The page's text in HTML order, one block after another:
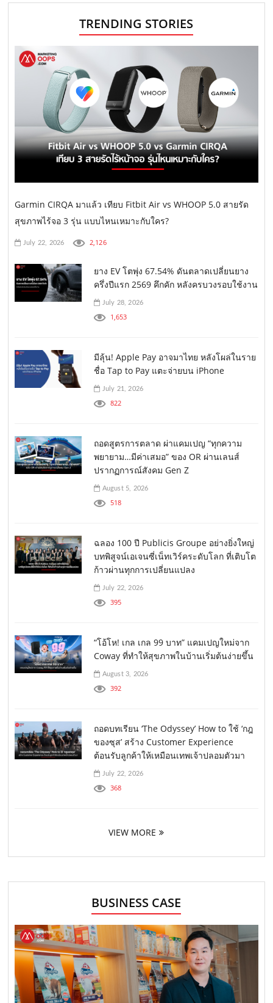
TRENDING STORIES
Garmin CIRQA มาแล้ว เทียบ Fitbit Air vs WHOOP 5.0 สายรัด
สุขภาพไร้จอ 3 รุ่น แบบไหนเหมาะกับใคร?
July 22, 2026 2,126
ยาง EV โตพุ่ง 67.54% ดันตลาดเปลี่ยนยาง
ครึ่งปีแรก 2569 คึกคัก หลังครบวงรอบใช้งาน
July 28, 2026
1,653
มีลุ้น! Apple Pay อาจมาไทย หลังโผล่ในราย
ชื่อ Tap to Pay แตะจ่ายบน iPhone
July 21, 2026
822
ถอดสูตรการตลาด ผ่าแคมเปญ “ทุกความ
พยายาม…มีค่าเสมอ” ของ OR ผ่านเลนส์
ปรากฏการณ์สังคม Gen Z
August 5, 2026
518
ฉลอง 100 ปี Publicis Groupe อย่างยิ่งใหญ่
บทพิสูจน์เอเจนซี่เน็ทเวิร์คระดับโลก ที่เติบโต
ก้าวผ่านทุกการเปลี่ยนแปลง
July 22, 2026
395
“โอ้โห! เกล เกล 99 บาท” แคมเปญใหม่จาก
Coway ที่ทำให้สุขภาพในบ้านเริ่มต้นง่ายขึ้น
August 3, 2026
392
ถอดบทเรียน ‘The Odyssey’ How to ใช้ ‘กฎ
ของซุส’ สร้าง Customer Experience
ต้อนรับลูกค้าให้เหมือนเทพเจ้าปลอมตัวมา
July 22, 2026
368
VIEW MORE
BUSINESS CASE